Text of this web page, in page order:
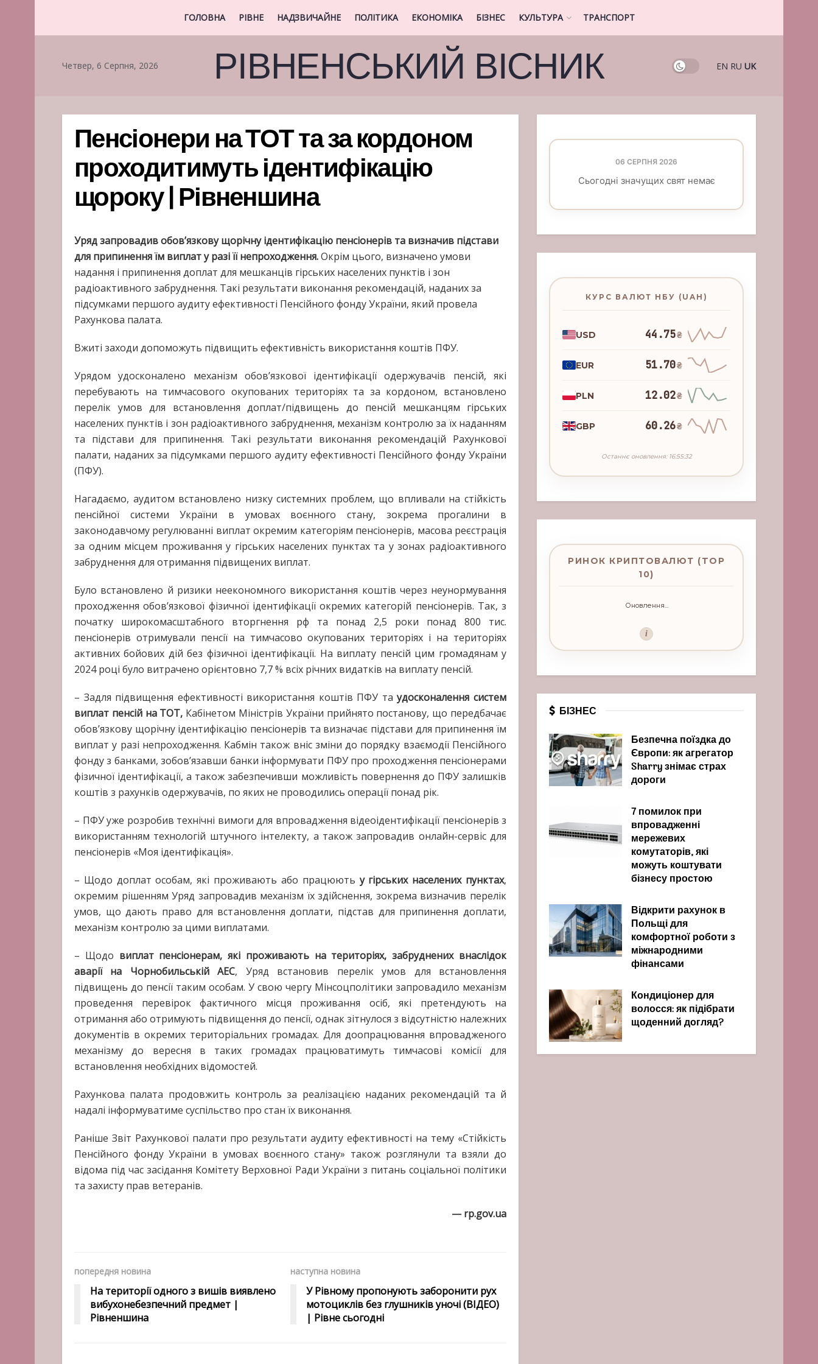
ГОЛОВНА РІВНЕ НАДЗВИЧАЙНЕ ПОЛІТИКА ЕКОНОМІКА БІЗНЕС КУЛЬТУРА ТРАНСПОРТ
Четвер, 6 Серпня, 2026 РІВНЕНСЬКИЙ ВІСНИК EN RU UK
Пенсіонери на ТОТ та за кордоном
проходитимуть ідентифікацію
щороку | Рівненшина
Уряд запровадив обов’язкову щорічну ідентифікацію пенсіонерів та визначив підстави
для припинення їм виплат у разі її непроходження.Окрім цього, визначено умови
надання і припинення доплат для мешканців гірських населених пунктів і зон
радіоактивного забруднення. Такі результати виконання рекомендацій, наданих за
підсумками першого аудиту ефективності Пенсійного фонду України, який провела
Рахункова палата.
Вжиті заходи допоможуть підвищить ефективність використання коштів ПФУ.
Урядом удосконалено механізм обов’язкової ідентифікації одержувачів пенсій, які
перебувають на тимчасового окупованих територіях та за кордоном, встановлено
перелік умов для встановлення доплат/підвищень до пенсій мешканцям гірських
населених пунктів і зон радіоактивного забруднення, механізм контролю за їх наданням
та підстави для припинення. Такі результати виконання рекомендацій Рахункової
палати, наданих за підсумками першого аудиту ефективності Пенсійного фонду України
(ПФУ).
Нагадаємо, аудитом встановлено низку системних проблем, що впливали на стійкість
пенсійної системи України в умовах воєнного стану, зокрема прогалини в
законодавчому регулюванні виплат окремим категоріям пенсіонерів, масова реєстрація
за одним місцем проживання у гірських населених пунктах та у зонах радіоактивного
забруднення для отримання підвищених виплат.
Було встановлено й ризики неекономного використання коштів через неунормування
проходження обов’язкової фізичної ідентифікації окремих категорій пенсіонерів. Так, з
початку широкомасштабного вторгнення рф та понад 2,5 роки понад 800 тис.
пенсіонерів отримували пенсії на тимчасово окупованих територіях і на територіях
активних бойових дій без фізичної ідентифікації. На виплату пенсій цим громадянам у
2024 році було витрачено орієнтовно 7,7 % всіх річних видатків на виплату пенсій.
– Задля підвищення ефективності використання коштів ПФУ таудосконалення систем
виплат пенсій на ТОТ, Кабінетом Міністрів України прийнято постанову, що передбачає
обов’язкову щорічну ідентифікацію пенсіонерів та визначає підстави для припинення їм
виплат у разі непроходження. Кабмін також вніс зміни до порядку взаємодії Пенсійного
фонду з банками, зобов’язавши банки інформувати ПФУ про проходження пенсіонерами
фізичної ідентифікації, а також забезпечивши можливість повернення до ПФУ залишків
коштів з рахунків одержувачів, по яких не проводились операції понад рік.
– ПФУ уже розробив технічні вимоги для впровадження відеоідентифікації пенсіонерів з
використанням технологій штучного інтелекту, а також запровадив онлайн-сервіс для
пенсіонерів «Моя ідентифікація».
– Щодо доплат особам, які проживають або працюють у гірських населених пунктах,
окремим рішенням Уряд запровадив механізм їх здійснення, зокрема визначив перелік
умов, що дають право для встановлення доплати, підстав для припинення доплати,
механізм контролю за цими виплатами.
– Щодо виплат пенсіонерам, які проживають на територіях, забруднених внаслідок
аварії на Чорнобильській АЕС, Уряд встановив перелік умов для встановлення
підвищень до пенсії таким особам. У свою чергу Мінсоцполітики запровадило механізм
проведення перевірок фактичного місця проживання осіб, які претендують на
отримання або отримують підвищення до пенсії, однак зітнулося з відсутністю належних
документів в окремих територіальних громадах. Для доопрацювання впровадженого
механізму до вересня в таких громадах працюватимуть тимчасові комісії для
встановлення необхідних відомостей.
Рахункова палата продовжить контроль за реалізацією наданих рекомендацій та й
надалі інформуватиме суспільство про стан їх виконання.
Раніше Звіт Рахункової палати про результати аудиту ефективності на тему «Стійкість
Пенсійного фонду України в умовах воєнного стану» також розглянули та взяли до
відома під час засідання Комітету Верховної Ради України з питань соціальної політики
та захисту прав ветеранів.
— rp.gov.ua
попередня новина
На території одного з вишів виявлено
вибухонебезпечний предмет |
Рівненшина
наступна новина
У Рівному пропонують заборонити рух
мотоциклів без глушників уночі (ВІДЕО)
| Рівне сьогодні
06 СЕРПНЯ 2026
Сьогодні значущих свят немає
КУРС ВАЛЮТ НБУ (UAH)
USD 44.75₴
EUR 51.70₴
PLN 12.02₴
GBP 60.26₴
Останнє оновлення: 16:55:32
РИНОК КРИПТОВАЛЮТ (TOP
10)
Оновлення...
i
БІЗНЕС
Безпечна поїздка до
Європи: як агрегатор
Sharry знімає страх
дороги
7 помилок при
впровадженні
мережевих
комутаторів, які
можуть коштувати
бізнесу простою
Відкрити рахунок в
Польщі для
комфортної роботи з
міжнародними
фінансами
Кондиціонер для
волосся: як підібрати
щоденний догляд?